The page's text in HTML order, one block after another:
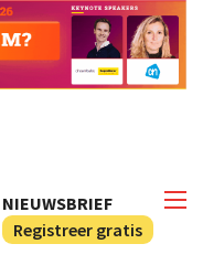
NIEUWSBRIEF
Registreer gratis